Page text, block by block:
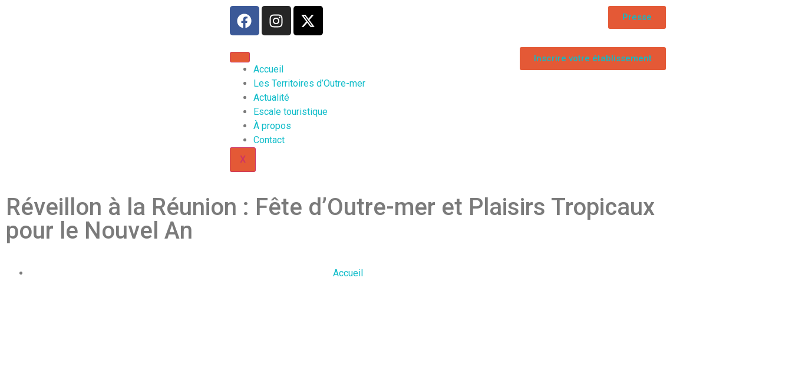
Presse
Accueil
Les Territoires d’Outre-mer
Actualité
Escale touristique
À propos
Contact
X
Inscrire votre établissement
Réveillon à la Réunion : Fête d’Outre-mer et Plaisirs Tropicaux
pour le Nouvel An
Accueil